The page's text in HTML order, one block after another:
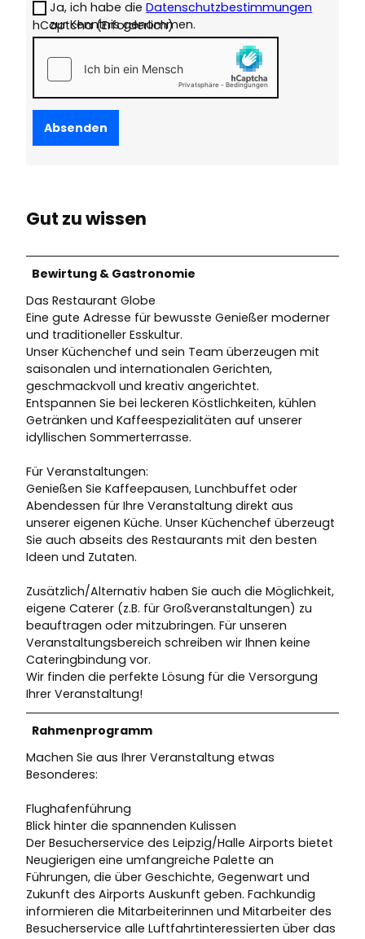
Ja, ich habe dieDatenschutzbestimmungen
zur Kenntnis genommen.
hCaptcha(Erforderlich)
Absenden
Gut zu wissen
Bewirtung & Gastronomie
Das Restaurant Globe
Eine gute Adresse für bewusste Genießer moderner
und traditioneller Esskultur.
Unser Küchenchef und sein Team überzeugen mit
saisonalen und internationalen Gerichten,
geschmackvoll und kreativ angerichtet.
Entspannen Sie bei leckeren Köstlichkeiten, kühlen
Getränken und Kaffeespezialitäten auf unserer
idyllischen Sommerterrasse.
Für Veranstaltungen:
Genießen Sie Kaffeepausen, Lunchbuffet oder
Abendessen für Ihre Veranstaltung direkt aus
unserer eigenen Küche. Unser Küchenchef überzeugt
Sie auch abseits des Restaurants mit den besten
Ideen und Zutaten.
Zusätzlich/Alternativ haben Sie auch die Möglichkeit,
eigene Caterer (z.B. für Großveranstaltungen) zu
beauftragen oder mitzubringen. Für unseren
Veranstaltungsbereich schreiben wir Ihnen keine
Cateringbindung vor.
Wir finden die perfekte Lösung für die Versorgung
Ihrer Veranstaltung!
Rahmenprogramm
Machen Sie aus Ihrer Veranstaltung etwas
Besonderes:
Flughafenführung
Blick hinter die spannenden Kulissen
Der Besucherservice des Leipzig/Halle Airports bietet
Neugierigen eine umfangreiche Palette an
Führungen, die über Geschichte, Gegenwart und
Zukunft des Airports Auskunft geben. Fachkundig
informieren die Mitarbeiterinnen und Mitarbeiter des
Besucherservice alle Luftfahrtinteressierten über das